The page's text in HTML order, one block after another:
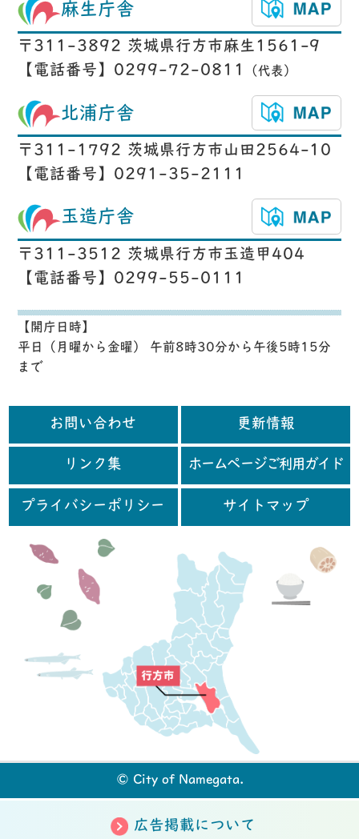
麻生庁舎
〒311-3892 茨城県行方市麻生1561-9
【電話番号】0299-72-0811
（代表）
北浦庁舎
〒311-1792 茨城県行方市山田2564-10
【電話番号】0291-35-2111
玉造庁舎
〒311-3512 茨城県行方市玉造甲404
【電話番号】0299-55-0111
【開庁日時】
平日（月曜から金曜） 午前8時30分から午後5時15分
まで
お問い合わせ 更新情報
リンク集 ホームページご利用ガイド
プライバシーポリシー サイトマップ
© City of Namegata.
広告掲載について